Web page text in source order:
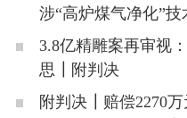
涉“高炉煤气净化”技
3.8亿精雕案再审视
思┃附判决
附判决┃赔偿2270